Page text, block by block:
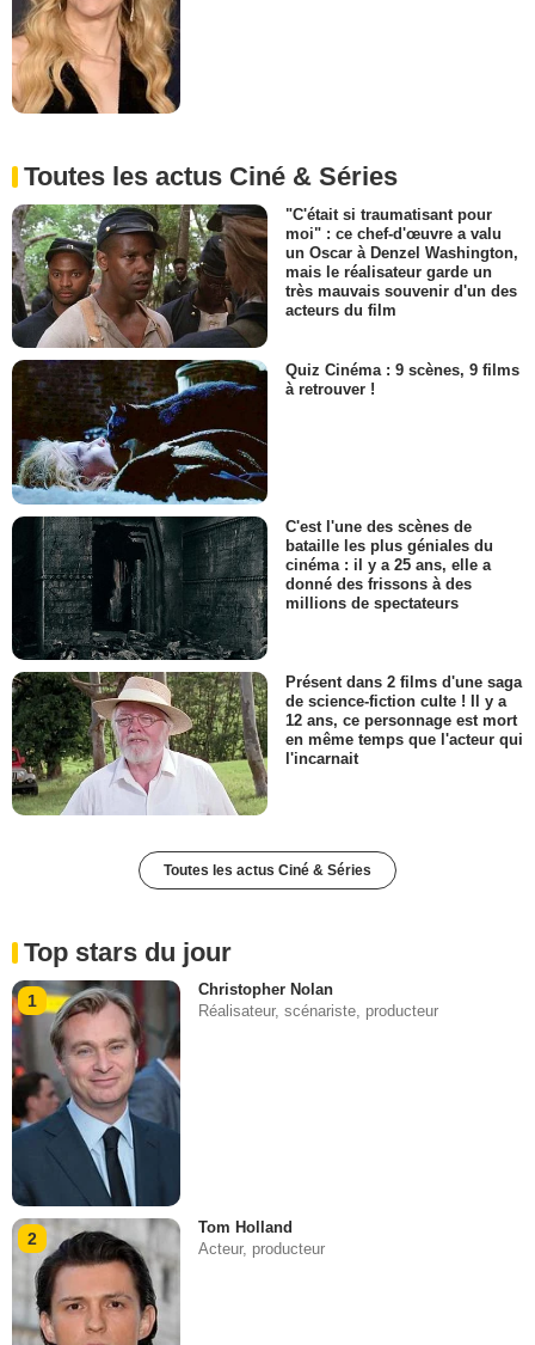
Toutes les actus Ciné & Séries
"C'était si traumatisant pour
moi" : ce chef-d'œuvre a valu
un Oscar à Denzel Washington,
mais le réalisateur garde un
très mauvais souvenir d'un des
acteurs du film
Quiz Cinéma : 9 scènes, 9 films
à retrouver !
C'est l'une des scènes de
bataille les plus géniales du
cinéma : il y a 25 ans, elle a
donné des frissons à des
millions de spectateurs
Présent dans 2 films d'une saga
de science-fiction culte ! Il y a
12 ans, ce personnage est mort
en même temps que l'acteur qui
l'incarnait
Toutes les actus Ciné & Séries
Top stars du jour
1
Christopher Nolan
Réalisateur, scénariste, producteur
2
Tom Holland
Acteur, producteur